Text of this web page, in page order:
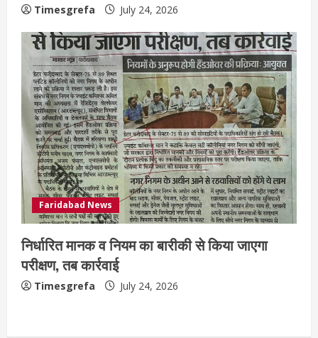
Timesgrefa July 24, 2026
Faridabad News
निर्धारित मानक व नियम का बारीकी से किया जाएगा
परीक्षण, तब कार्रवाई
Timesgrefa July 24, 2026